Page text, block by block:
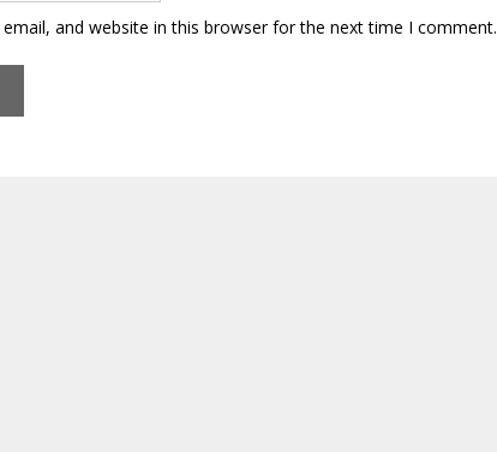
and website in this browser for the next time I comment.